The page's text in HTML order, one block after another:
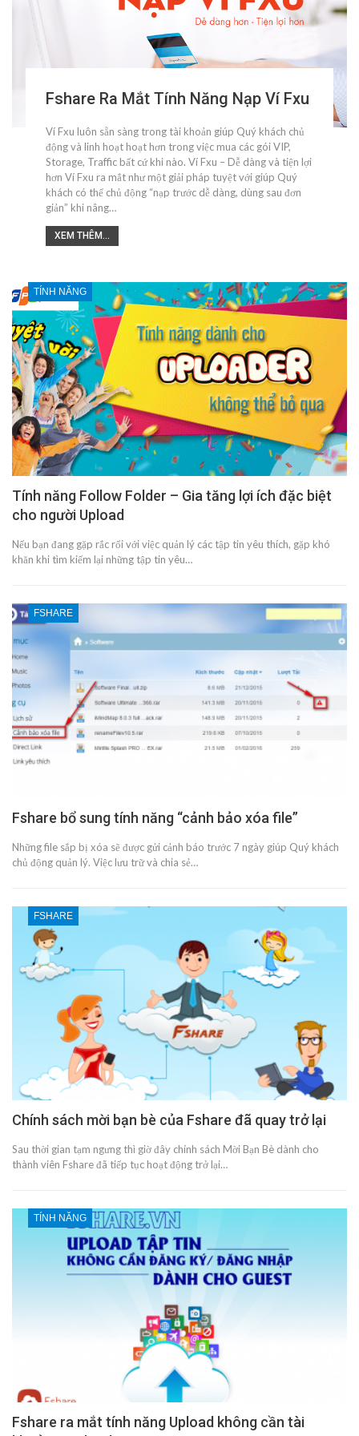
Fshare Ra Mắt Tính Năng Nạp Ví Fxu
Ví Fxu luôn sẵn sàng trong tài khoản giúp Quý khách chủ
động và linh hoạt hoạt hơn trong việc mua các gói VIP,
Storage, Traffic bất cứ khi nào. Ví Fxu – Dễ dàng và tiện lợi
hơn Ví Fxu ra mắt như một giải pháp tuyệt với giúp Quý
khách có thể chủ động “nạp trước dễ dàng, dùng sau đơn
giản” khi nâng…
XEM THÊM...
TÍNH NĂNG
Tính năng Follow Folder – Gia tăng lợi ích đặc biệt
cho người Upload
Nếu bạn đang gặp rắc rối với việc quản lý các tập tin yêu thích, gặp khó
khăn khi tìm kiếm lại những tập tin yêu…
FSHARE
Fshare bổ sung tính năng “cảnh bảo xóa file”
Những file sắp bị xóa sẽ được gửi cảnh báo trước 7 ngày giúp Quý khách
chủ động quản lý. Việc lưu trữ và chia sẻ…
FSHARE
Chính sách mời bạn bè của Fshare đã quay trở lại
Sau thời gian tạm ngưng thì giờ đây chính sách Mời Bạn Bè dành cho
thành viên Fshare đã tiếp tục hoạt động trở lại…
TÍNH NĂNG
Fshare ra mắt tính năng Upload không cần tài